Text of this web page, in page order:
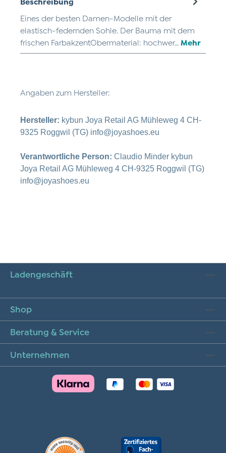
Eines der besten Damen-Modelle mit der
elastisch-federnden Sohle. Der Bauma mit dem
frischen FarbakzentObermaterial: hochwer… Mehr
Angaben zum Hersteller:
Hersteller: kybun Joya Retail AG Mühleweg 4 CH-
9325 Roggwil (TG) info@joyashoes.eu
Verantwortliche Person: Claudio Minder kybun
Joya Retail AG Mühleweg 4 CH-9325 Roggwil (TG)
info@joyashoes.eu
Ladengeschäft
Shop
Beratung & Service
Unternehmen